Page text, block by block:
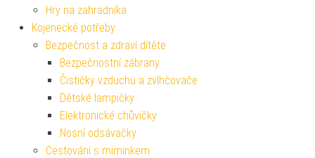
Hry na zahradníka
Kojenecké potřeby
Bezpečnost a zdraví dítěte
Bezpečnostní zábrany
Čističky vzduchu a zvlhčovače
Dětské lampičky
Elektronické chůvičky
Nosní odsávačky
Cestování s miminkem